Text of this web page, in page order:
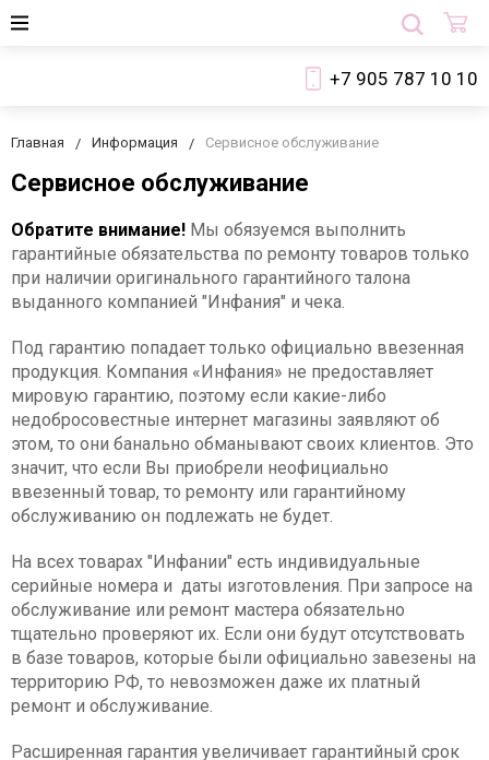
+7 905 787 10 10
Главная Информация Сервисное обслуживание
Сервисное обслуживание
Обратите внимание! Мы обязуемся выполнить
гарантийные обязательства по ремонту товаров только
при наличии оригинального гарантийного талона
выданного компанией "Инфания" и чека.
Под гарантию попадает только официально ввезенная
продукция. Компания «Инфания» не предоставляет
мировую гарантию, поэтому если какие-либо
недобросовестные интернет магазины заявляют об
этом, то они банально обманывают своих клиентов. Это
значит, что если Вы приобрели неофициально
ввезенный товар, то ремонту или гарантийному
обслуживанию он подлежать не будет.
На всех товарах "Инфании" есть индивидуальные
серийные номера и даты изготовления. При запросе на
обслуживание или ремонт мастера обязательно
тщательно проверяют их. Если они будут отсутствовать
в базе товаров, которые были официально завезены на
территорию РФ, то невозможен даже их платный
ремонт и обслуживание.
Расширенная гарантия увеличивает гарантийный срок